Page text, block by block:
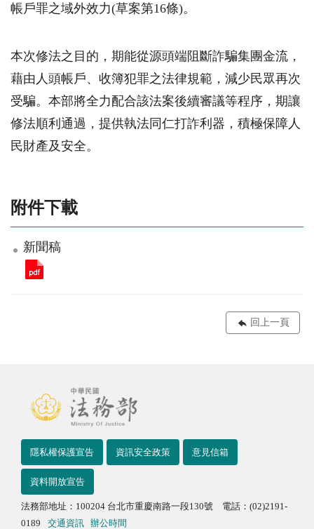
帳戶罪之域外效力(草案第16條)。
本次修法之目的，期能從源頭端阻斷詐騙集團金流，
藉由人頭帳戶、收簿犯罪之法律規範，減少民眾再次
受騙。本部將全力配合該法案後續審議等程序，期讓
修法順利通過，提供執法同仁打詐利器，積極保障人
民財產及安全。
附件下載
新聞稿
回上一頁
隱私權保護宣告 資訊安全政策 意見信箱
資料開放宣告
法務部地址：100204 台北市重慶南路一段130號 電話：(02)2191-
0189
交通資訊 辦公時間